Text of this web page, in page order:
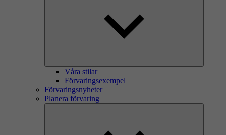
Våra stilar
Förvaringsexempel
Förvaringsnyheter
Planera förvaring